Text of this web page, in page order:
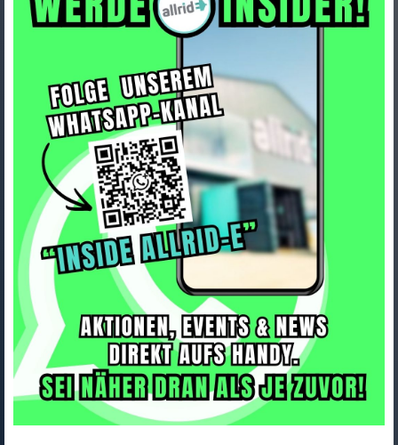
Trek Trikot Trek Solstice
Women XS Black
Art.Nr. 5270222
Farbe: BLACK